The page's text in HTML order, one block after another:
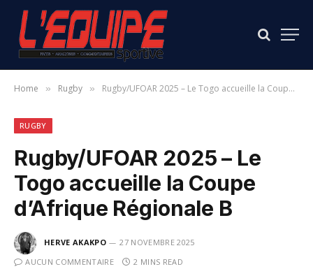
Home » Rugby » Rugby/UFOAR 2025 – Le Togo accueille la Coupe d’Afrique Régionale B
RUGBY
Rugby/UFOAR 2025 – Le
Togo accueille la Coupe
d’Afrique Régionale B
HERVE AKAKPO
27 NOVEMBRE 2025
AUCUN COMMENTAIRE
2 MINS READ